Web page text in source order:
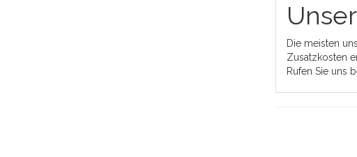
Die meisten
Zusatzkosten
Rufen Sie uns